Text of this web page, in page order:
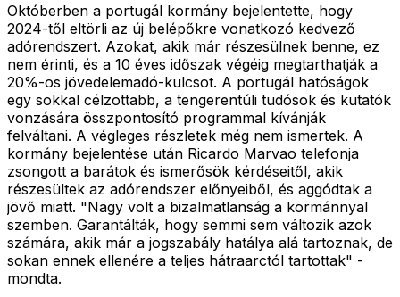
Októberben a portugál kormány bejelentette, hogy
2024-től eltörli az új belépőkre vonatkozó kedvező
adórendszert. Azokat, akik már részesülnek benne, ez
nem érinti, és a 10 éves időszak végéig megtarthatják a
20%-os jövedelemadó-kulcsot. A portugál hatóságok
egy sokkal célzottabb, a tengerentúli tudósok és kutatók
vonzására összpontosító programmal kívánják
felváltani. A végleges részletek még nem ismertek. A
kormány bejelentése után Ricardo Marvao telefonja
zsongott a barátok és ismerősök kérdéseitől, akik
részesültek az adórendszer előnyeiből, és aggódtak a
jövő miatt. "Nagy volt a bizalmatlanság a kormánnyal
szemben. Garantálták, hogy semmi sem változik azok
számára, akik már a jogszabály hatálya alá tartoznak, de
sokan ennek ellenére a teljes hátraarctól tartottak" -
mondta.